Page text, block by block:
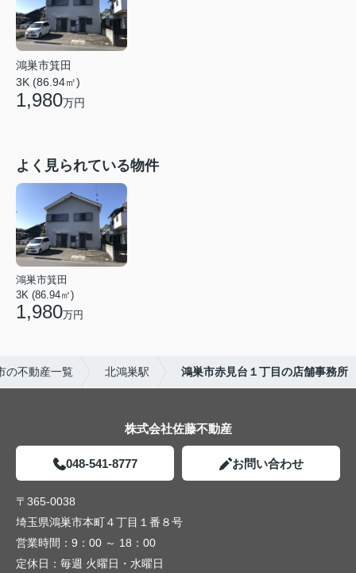
鴻巣市箕田
3K (86.94㎡)
1,980万円
よく見られている物件
鴻巣市箕田
3K (86.94㎡)
1,980万円
の不動産一覧 北鴻巣駅 鴻巣市赤見台１丁目の店舗事務所
株式会社佐藤不動産
048-541-8777 お問い合わせ
〒365-0038
埼玉県鴻巣市本町４丁目１番８号
営業時間： 9：00 ～ 18：00
定休日： 毎週 火曜日・水曜日